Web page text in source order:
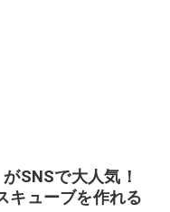
SNSで大人気！
キューブを作れる